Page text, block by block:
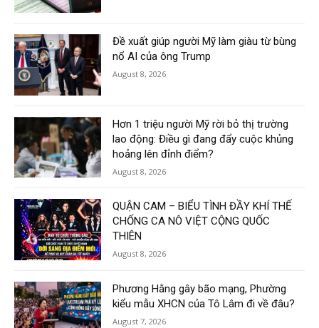
Đề xuất giúp người Mỹ làm giàu từ bùng
nổ AI của ông Trump
August 8, 2026
Hơn 1 triệu người Mỹ rời bỏ thị trường
lao động: Điều gì đang đẩy cuộc khủng
hoảng lên đỉnh điểm?
August 8, 2026
QUẬN CAM – BIỂU TÌNH ĐẦY KHÍ THẾ
CHỐNG CA NÔ VIỆT CỘNG QUỐC
THIÊN
August 8, 2026
Phương Hằng gây bão mạng, Phường
kiểu mẫu XHCN của Tô Lâm đi về đâu?
August 7, 2026